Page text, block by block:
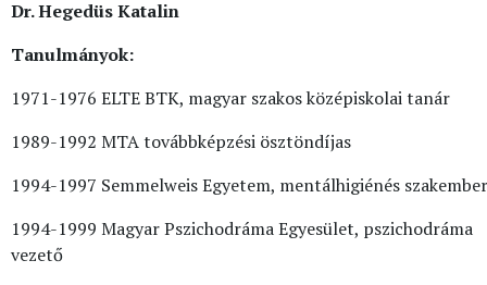
Dr. Hegedüs Katalin
Tanulmányok:
1971-1976 ELTE BTK, magyar szakos középiskolai tanár
1989-1992 MTA továbbképzési ösztöndíjas
1994-1997 Semmelweis Egyetem, mentálhigiénés szakember
1994-1999 Magyar Pszichodráma Egyesület, pszichodráma
vezető